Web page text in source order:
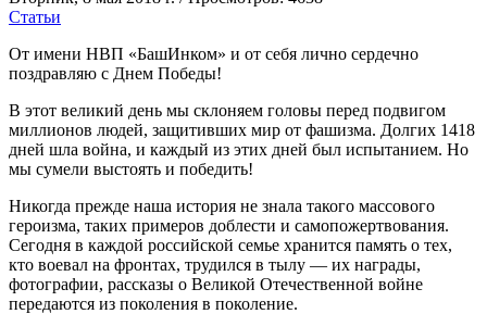
Статьи
От имени НВП «БашИнком» и от себя лично сердечно
поздравляю с Днем Победы!
В этот великий день мы склоняем головы перед подвигом
миллионов людей, защитивших мир от фашизма. Долгих 1418
дней шла война, и каждый из этих дней был испытанием. Но
мы сумели выстоять и победить!
Никогда прежде наша история не знала такого массового
героизма, таких примеров доблести и самопожертвования.
Сегодня в каждой российской семье хранится память о тех,
кто воевал на фронтах, трудился в тылу — их награды,
фотографии, рассказы о Великой Отечественной войне
передаются из поколения в поколение.